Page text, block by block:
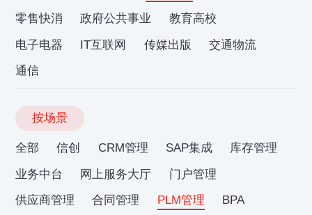
零售快消
政府公共事业
教育高校
电子电器
IT互联网 传媒出版
交通物流
通信
按场景
全部 信创 CRM管理 SAP集成
库存管理
业务中台
网上服务大厅
门户管理
供应商管理
合同管理 PLM管理
BPA